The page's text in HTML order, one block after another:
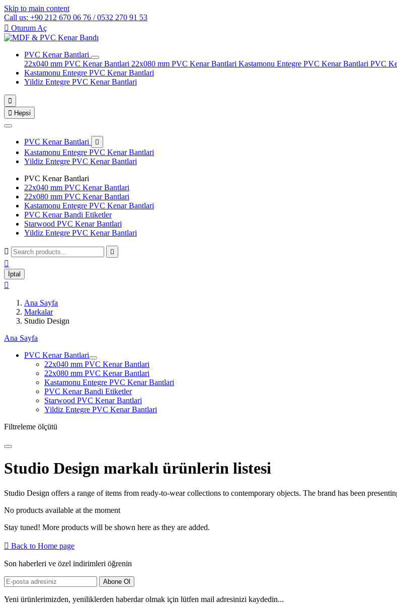
Skip to main content
Call us: +90 212 670 06 76 / 0532 270 91 53
 Oturum Aç
PVC Kenar Bantlari
22x040 mm PVC Kenar Bantlari 22x080 mm PVC Kenar Bantlari Kastamonu Entegre PVC Kenar Bantlari PVC
Kastamonu Entegre PVC Kenar Bantlari
Yildiz Entegre PVC Kenar Bantlari

 Hepsi
PVC Kenar Bantlari 
Kastamonu Entegre PVC Kenar Bantlari
Yildiz Entegre PVC Kenar Bantlari
PVC Kenar Bantlari
22x040 mm PVC Kenar Bantlari
22x080 mm PVC Kenar Bantlari
Kastamonu Entegre PVC Kenar Bantlari
PVC Kenar Bandi Etiketler
Starwood PVC Kenar Bantlari
Yildiz Entegre PVC Kenar Bantlari
 

İptal

Ana Sayfa
Markalar
Studio Design
Ana Sayfa
PVC Kenar Bantlari
22x040 mm PVC Kenar Bantlari
22x080 mm PVC Kenar Bantlari
Kastamonu Entegre PVC Kenar Bantlari
PVC Kenar Bandi Etiketler
Starwood PVC Kenar Bantlari
Yildiz Entegre PVC Kenar Bantlari
Filtreleme ölçütü
Studio Design markalı ürünlerin listesi
Studio Design offers a range of items from ready-to-wear collections to contemporary objects. The brand has been
No products available at the moment
Stay tuned! More products will be shown here as they are added.
 Back to Home page
Son haberleri ve özel indirimleri öğrenin
Yeni ürünlerimizden, yeniliklerden haberdar olmak için lütfen mail adresinizi kaydedin...